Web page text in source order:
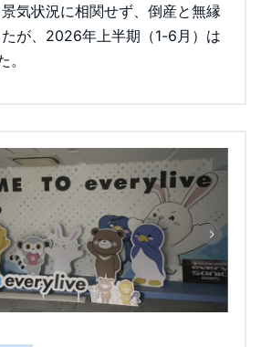
気状況に相関せず、倒産と無縁
が、2026年上半期（1-6月）は